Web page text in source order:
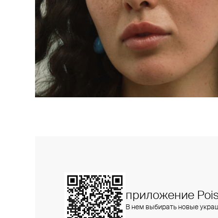
приложение
В нем выбирать новые